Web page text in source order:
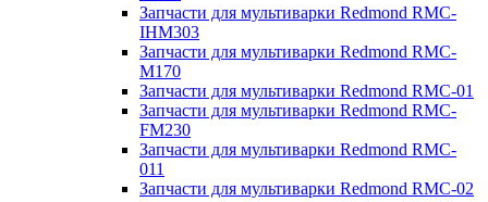
Запчасти для мультиварки Redmond RMC-
IHM303
Запчасти для мультиварки Redmond RMC-
M170
Запчасти для мультиварки Redmond RMC-01
Запчасти для мультиварки Redmond RMC-
FM230
Запчасти для мультиварки Redmond RMC-
011
Запчасти для мультиварки Redmond RMC-02